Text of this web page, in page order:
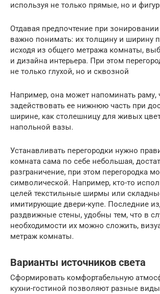
используя не только прямые, но и
Отдавая предпочтение при
важно понимать: их толщину и ширину
исходя из общего метража комнаты,
и дизайна интерьера. При этом
не только глухой, но и сквозной
Например, она может напоминать раму,
задействовать ее нижнюю часть при
ширине, как столешницу для живых
напольной вазы.
Устанавливать перегородки нужно
комната сама по себе небольшая,
разграничение, при этом перегородка
символической. Например, кто-то
целей текстильные ширмы или
имитирующие двери-купе. Последние
раздвижные стены, удобны тем, что в
необходимости их можно сложить,
метраж комнаты.
Варианты источников света
Сформировать комфортабельную
кухни-гостиной позволяют разные